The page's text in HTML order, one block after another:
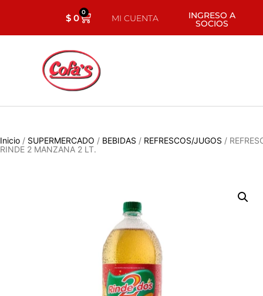
$0 0
MI CUENTA INGRESO A
SOCIOS
Inicio / SUPERMERCADO / BEBIDAS / REFRESCOS/JUGOS /
RINDE 2 MANZANA 2 LT.